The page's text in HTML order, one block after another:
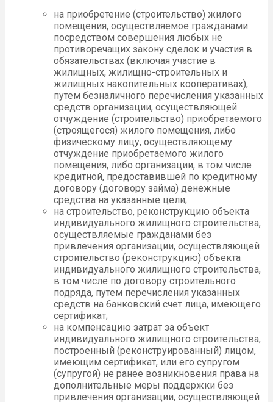
на приобретение (строительство) жилого
помещения, осуществляемое гражданами
посредством совершения любых не
противоречащих закону сделок и участия в
обязательствах (включая участие в
жилищных, жилищно-строительных и
жилищных накопительных кооперативах),
путем безналичного перечисления указанных
средств организации, осуществляющей
отчуждение (строительство) приобретаемого
(строящегося) жилого помещения, либо
физическому лицу, осуществляющему
отчуждение приобретаемого жилого
помещения, либо организации, в том числе
кредитной, предоставившей по кредитному
договору (договору займа) денежные
средства на указанные цели;
на строительство, реконструкцию объекта
индивидуального жилищного строительства,
осуществляемые гражданами без
привлечения организации, осуществляющей
строительство (реконструкцию) объекта
индивидуального жилищного строительства,
в том числе по договору строительного
подряда, путем перечисления указанных
средств на банковский счет лица, имеющего
сертификат;
на компенсацию затрат за объект
индивидуального жилищного строительства,
построенный (реконструированный) лицом,
имеющим сертификат, или его супругом
(супругой) не ранее возникновения права на
дополнительные меры поддержки без
привлечения организации, осуществляющей